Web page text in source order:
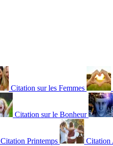
Citation sur les Femmes
Citation sur le Bonheur
Citation Printemps Citation